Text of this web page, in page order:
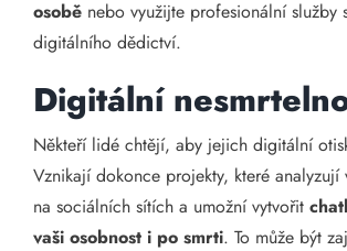
osobě nebo využijte profesionální služby
digitálního dědictví.
Digitální
Někteří lidé chtějí, aby jejich digitální
Vznikají dokonce projekty, které analyzují
na sociálních sítích a umožní vytvořit
vaši osobnost i po smrti. To může být